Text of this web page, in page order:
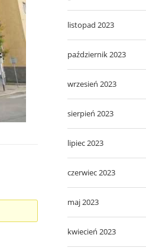
listopad 2023
październik 2023
wrzesień 2023
sierpień 2023
lipiec 2023
czerwiec 2023
maj 2023
kwiecień 2023